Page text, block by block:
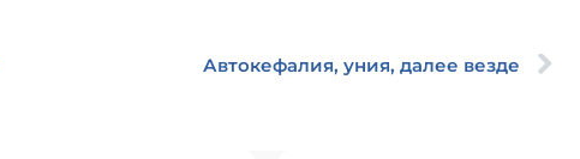
Автокефалия, уния, далее везде